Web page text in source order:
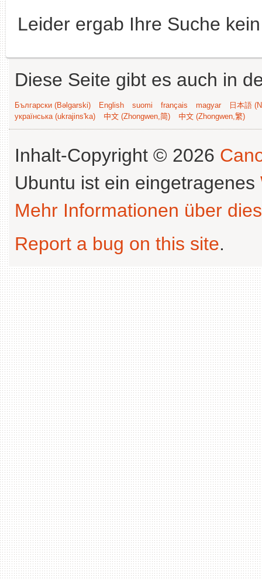
Leider ergab Ihre Suche
Diese Seite gibt es auch in
Български (Bəlgarski) English suomi français magyar
日本語
українська (ukrajins'ka)
中文 (Zhongwen,简) 中文 (Zhongwen,繁)
Inhalt-Copyright © 2026
Ubuntu ist ein eingetragenes
Mehr Informationen über
Report a bug on this site.